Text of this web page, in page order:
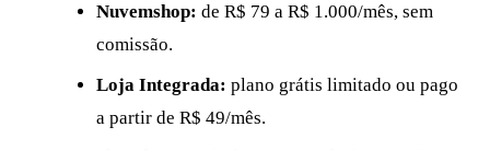
Nuvemshop: de R$ 79 a R$ 1.000/mês, sem
comissão.
Loja Integrada: plano grátis limitado ou pago
a partir de R$ 49/mês.